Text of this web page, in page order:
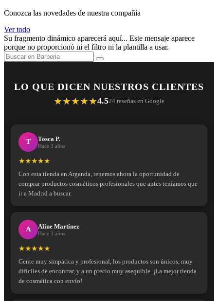
Conozca las novedades de nuestra compañía
Ver todo
Su fragmento dinámico aparecerá aquí... Este mensaje aparece
porque no proporcionó ni el filtro ni la plantilla a usar.
LO QUE DICEN NUESTROS CLIENTES
★★★★★4.524 reseñas en Google
T Tosca P.
Hace 3 años
★★★★★
Con esta tienda en Arganda, tenemos ahora la oportunidad de
comprar productos cosméticos profesionales que antes teníamos que
ir a Madrid a buscar.
A Aline Martínez
Hace 3 años
★★★★★
Gente muy simpática y profesional, los productos son únicos, muy
difíciles de encontrar, y a un precio muy asequible. ¡La mejor tienda
de cosmética con envío!